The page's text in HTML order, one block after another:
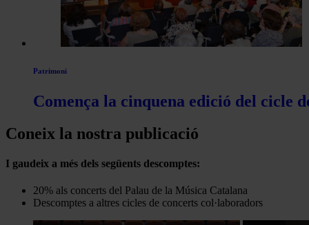
Patrimoni
Comença la cinquena edició del cicle
Coneix la nostra publicació
I gaudeix a més dels següents descomptes:
20% als concerts del Palau de la Música Catalana
Descomptes a altres cicles de concerts col·laboradors